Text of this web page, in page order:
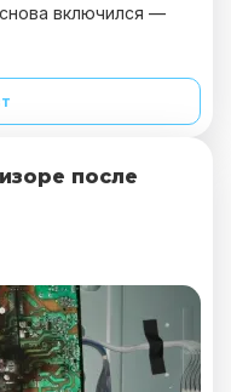
включился —
после